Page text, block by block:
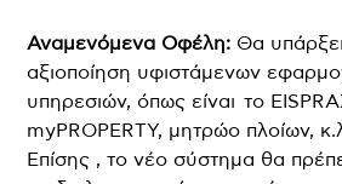
Αναμενόμενα Οφέλη: Θα
αξιοποίηση υφιστάμενων
υπηρεσιών, όπως είναι το
myPROPERTY, μητρώο πλοίων,
Επίσης , το νέο σύστημα θα